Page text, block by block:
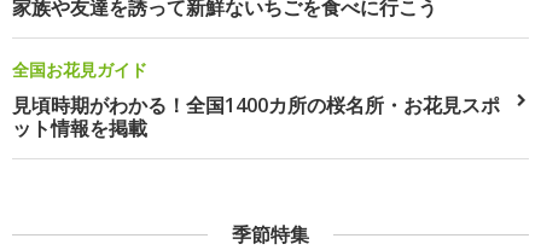
家族や友達を誘って新鮮ないちごを食べに行こう
全国お花見ガイド
見頃時期がわかる！全国1400カ所の桜名所・お花見スポ
ット情報を掲載
季節特集